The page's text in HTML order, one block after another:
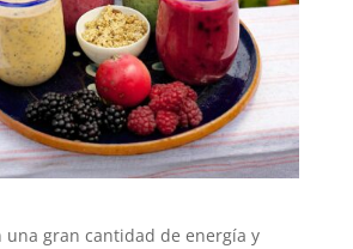
una gran cantidad de energía y